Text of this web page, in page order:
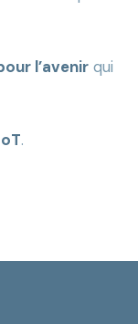
l’avenir qui
.